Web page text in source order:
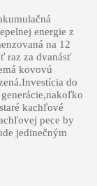
energie z
na 12
raz za dvanásť
kovovú
do
kachľové
pece by
jedinečným